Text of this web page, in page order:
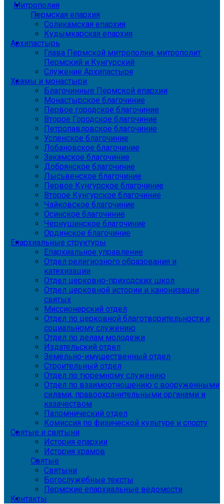
Митрополия
Пермская епархия
Соликамская епархия
Кудымкарская епархия
Архипастырь
Глава Пермской митрополии, митрополит
Пермский и Кунгурский
Служение Архипастыря
Храмы и монастыри
Благочинные Пермской епархии
Монастырское благочиние
Первое городское благочиние
Второе Городское благочиние
Петропавловское благочиние
Успенское благочиние
Лобановское благочиние
Закамское благочиние
Добрянское благочиние
Лысьвенское благочиние
Первое Кунгурское благочиние
Второе Кунгурское благочиние
Чайковское благочиние
Осинское благочиние
Чернушинское благочиние
Ординское благочиние
Епархиальные структуры
Епархиальное управление
Отдел религиозного образования и
катехизации
Отдел церковно-приходских школ
Отдел церковной истории и канонизации
святых
Миссионерский отдел
Отдел по церковной благотворительности и
социальному служению
Отдел по делам молодежи
Издательский отдел
Земельно-имущественный отдел
Строительный отдел
Отдел по тюремному служению
Отдел по взаимоотношению с вооруженными
силами, правоохранительными органами и
казачеством
Паломнический отдел
Комиссия по физической культуре и спорту
Святые и святыни
История епархии
История храмов
Святые
Святыни
Богослужебные тексты
Пермские епархиальные ведомости
Контакты